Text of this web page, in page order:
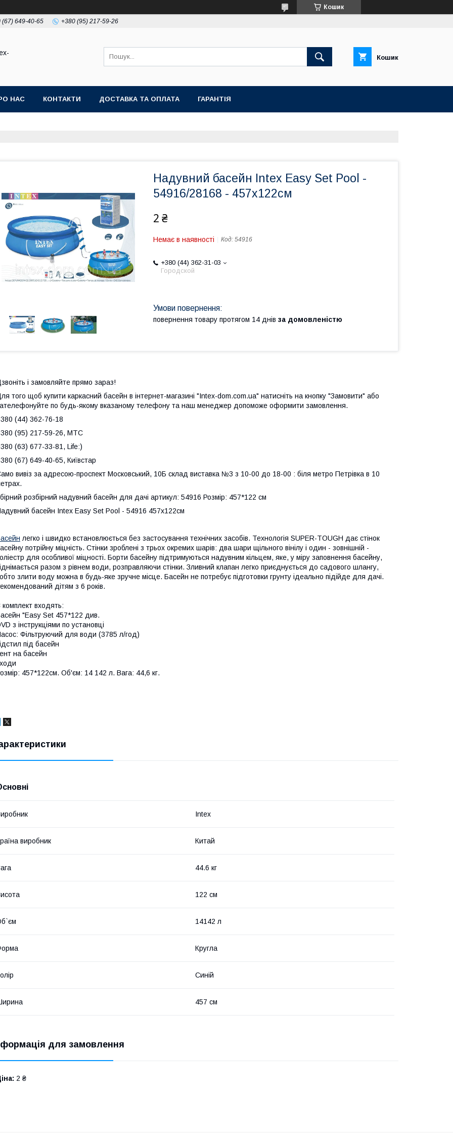
Кошик
(67) 649-40-65 +380 (95) 217-59-26
Кошик
НАС КОНТАКТИ ДОСТАВКА ТА ОПЛАТА ГАРАНТІЯ
Надувний басейн Intex Easy Set Pool -
54916/28168 - 457х122см
2 ₴
Немає в наявності Код: 54916
+380 (44) 362-31-03
Городской
повернення товару протягом 14 днів за домовленістю
і замовляйте прямо зараз!
того щоб купити каркасний басейн в інтернет-магазині "Intex-dom.com.ua" натисніть на кнопку "Замовити" або
по будь-якому вказаному телефону та наш менеджер допоможе оформити замовлення.
(44) 362-76-18
(95) 217-59-26, МТС
(63) 677-33-81, Life:)
(67) 649-40-65, Київстар
вивіз за адресою-проспект Московський, 10Б склад виставка №3 з 10-00 до 18-00 : біля метро Петрівка в 10
розбірний надувний басейн для дачі артикул: 54916 Розмір: 457*122 см
басейн Intex Easy Set Pool - 54916 457х122см
легко і швидко встановлюється без застосування технічних засобів. Технологія SUPER-TOUGH дає стінок
потрійну міцність. Стінки зроблені з трьох окремих шарів: два шари щільного вінілу і один - зовнішній -
для особливої міцності. Борти басейну підтримуються надувним кільцем, яке, у міру заповнення басейну,
разом з рівнем води, розправляючи стінки. Зливний клапан легко приєднується до садового шлангу,
злити воду можна в будь-яке зручне місце. Басейн не потребує підготовки грунту ідеально підійде для дачі.
дітям з 6 років.
комплект входять:
"Easy Set 457*122 див.
з інструкціями по установці
Фільтруючий для води (3785 л/год)
під басейн
на басейн
457*122см. Об'єм: 14 142 л. Вага: 44,6 кг.
Intex
виробник Китай
44.6 кг
122 см
14142 л
Кругла
Синій
457 см
для замовлення
2 ₴